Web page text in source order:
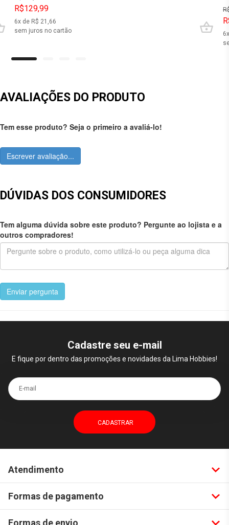
R$129,99
6x de R$ 21,66
sem juros no cartão
6
AVALIAÇÕES DO PRODUTO
Tem esse produto? Seja o primeiro a avaliá-lo!
Escrever avaliação...
DÚVIDAS DOS CONSUMIDORES
Tem alguma dúvida sobre este produto? Pergunte ao lojista e a
outros compradores!
Enviar pergunta
Cadastre seu e-mail
E fique por dentro das promoções e novidades da Lima Hobbies!
E-mail
Atendimento
Formas de pagamento
Formas de envio